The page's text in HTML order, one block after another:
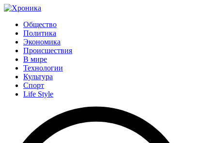
Общество
Политика
Экономика
Происшествия
В мире
Технологии
Культура
Спорт
Life Style